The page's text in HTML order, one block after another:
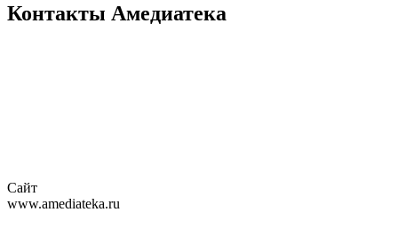
Контакты Амедиатека
Сайт
www.amediateka.ru